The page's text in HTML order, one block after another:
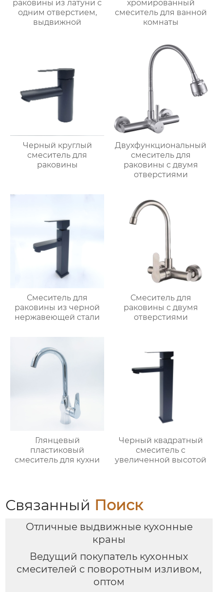
раковины из латуни с
одним отверстием,
выдвижной
хромированный
смеситель для ванной
комнаты
Черный круглый
смеситель для
раковины
Двухфункциональный
смеситель для
раковины с двумя
отверстиями
Смеситель для
раковины из черной
нержавеющей стали
Смеситель для
раковины с двумя
отверстиями
Глянцевый
пластиковый
смеситель для кухни
Черный квадратный
смеситель с
увеличенной высотой
Связанный Поиск
Отличные выдвижные кухонные
краны
Ведущий покупатель кухонных
смесителей с поворотным изливом,
оптом